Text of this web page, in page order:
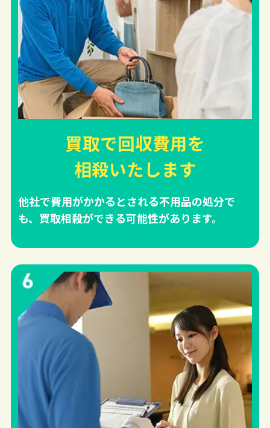
買取で回収費用を
相殺いたします
他社で費用がかかるとされる不用品の処分で
も、買取相殺ができる可能性があります。